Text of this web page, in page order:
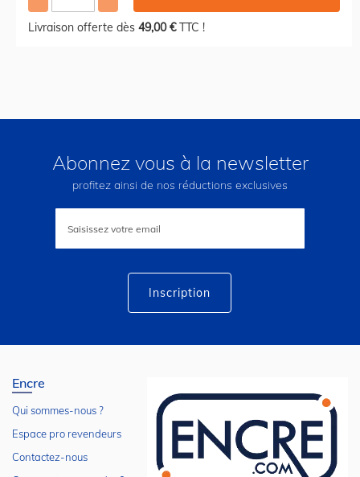
Livraison offerte dès 49,00 €TTC !
Abonnez vous à la newsletter
profitez ainsi de nos réductions exclusives
lettre
Inscription
Encre
Qui sommes-nous ?
Espace pro revendeurs
Contactez-nous